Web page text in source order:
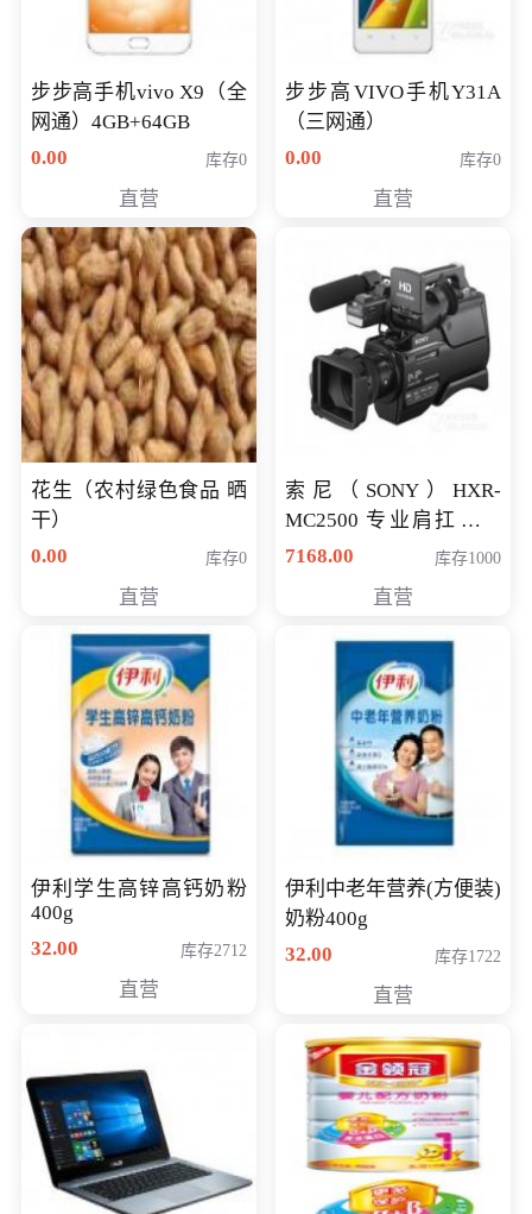
步步高手机vivo X9（全
网通）4GB+64GB
0.00
库存0
直营
步步高VIVO手机Y31A
（三网通）
0.00
库存0
直营
花生（农村绿色食品 晒
干）
0.00
库存0
直营
索尼（SONY）HXR-
MC2500 专业肩扛式存
储卡全高清摄录一体机
清入门级摄像机
7168.00 库存1000
直营
伊利学生高锌高钙奶粉
400g
32.00
库存2712
直营
伊利中老年营养(方便装)
奶粉400g
32.00
库存1722
直营